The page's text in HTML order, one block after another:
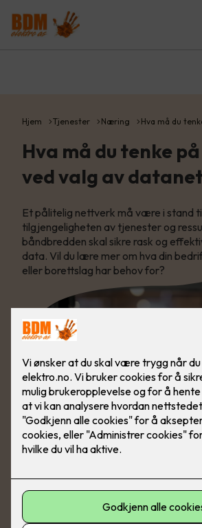
Hjem Tjenester Næring Hva må du
Hva må du tenke på
ved valg av
Et pålitelig nettverk må være i stand
tilgjengeligheten av tjenester og
båndbredden skal sikre rask og
data. Vil du lære mer om hva din
eller borettslag har behov for?
Se produkter fra